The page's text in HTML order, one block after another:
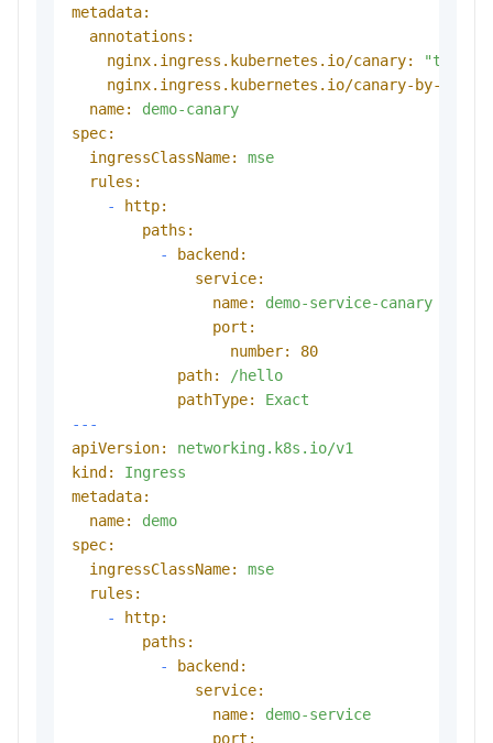
metadata:
annotations:
nginx.ingress.kubernetes.io/canary:
"true"
nginx.ingress.kubernetes.io/canary-by-
name:
demo-canary
spec:
ingressClassName:
mse
rules:
-
http:
paths:
-
backend:
service:
name:
demo-service-canary
port:
number:
80
path:
/hello
pathType:
Exact
---
apiVersion:
networking.k8s.io/v1
kind:
Ingress
metadata:
name:
demo
spec:
ingressClassName:
mse
rules:
-
http:
paths:
-
backend:
service:
name:
demo-service
port: